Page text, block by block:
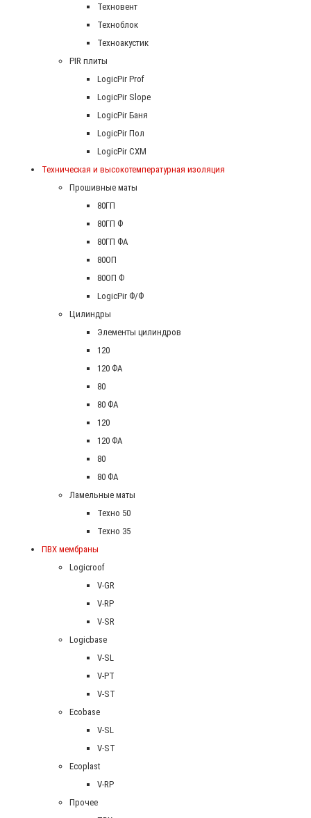
Техновент
Техноблок
Техноакустик
PIR плиты
LogicPir Prof
LogicPir Slope
LogicPir Баня
LogicPir Пол
LogicPir СХМ
Техническая и высокотемпературная изоляция
Прошивные маты
80ГП
80ГП Ф
80ГП ФА
80ОП
80ОП Ф
LogicPir Ф/Ф
Цилиндры
Элементы цилиндров
120
120 ФА
80
80 ФА
120
120 ФА
80
80 ФА
Ламельные маты
Техно 50
Техно 35
ПВХ мембраны
Logicroof
V-GR
V-RP
V-SR
Logicbase
V-SL
V-PT
V-ST
Ecobase
V-SL
V-ST
Ecoplast
V-RP
Прочее